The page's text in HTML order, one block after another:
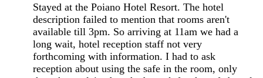
Stayed at the Poiano Hotel Resort. The hotel
description failed to mention that rooms aren't
available till 3pm. So arriving at 11am we had a
long wait, hotel reception staff not very
forthcoming with information. I had to ask
reception about using the safe in the room, only